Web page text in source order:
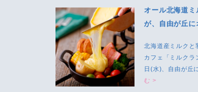
オール北海道
が、自由が丘に
北海道産ミルクと
カフェ「ミルク
日(水)、自由が丘
む >